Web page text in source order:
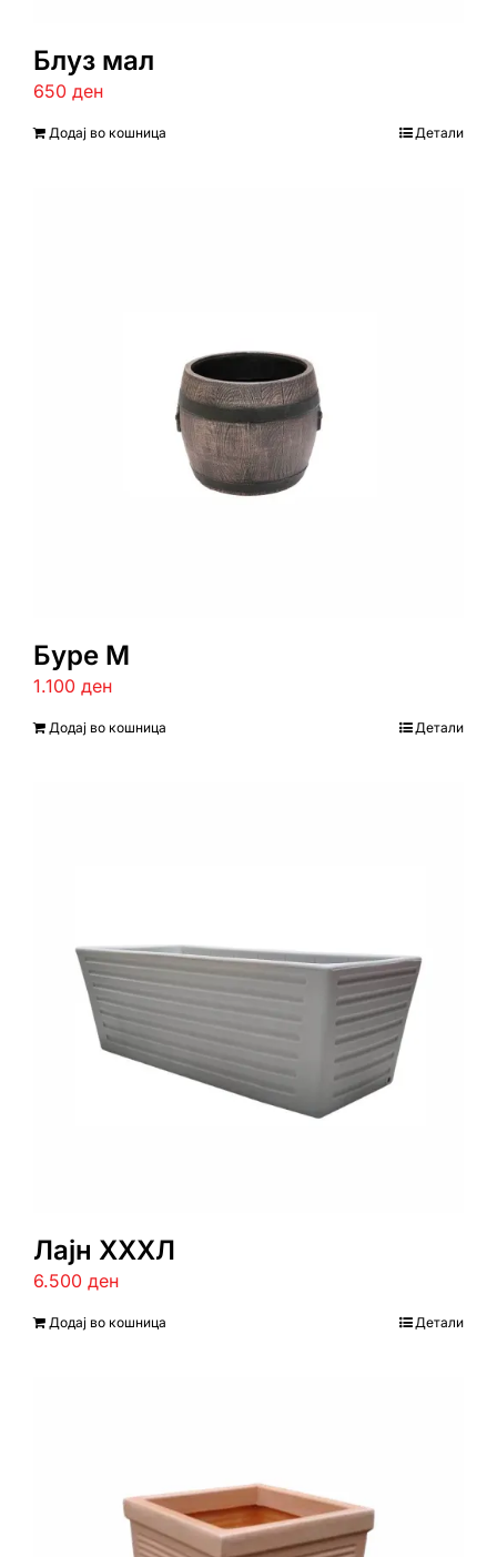
Блуз мал
650 ден
Додај во кошница Детали
Буре М
1.100 ден
Додај во кошница Детали
Лајн ХХХЛ
6.500 ден
Додај во кошница Детали